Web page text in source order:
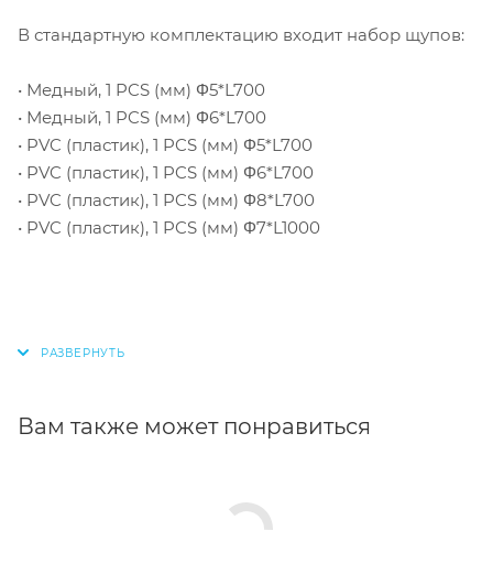
В стандартную комплектацию входит набор щупов:
• Медный, 1 PCS (мм) Φ5*L700
• Медный, 1 PCS (мм) Φ6*L700
• PVC (пластик), 1 PCS (мм) Φ5*L700
• PVC (пластик), 1 PCS (мм) Φ6*L700
• PVC (пластик), 1 PCS (мм) Φ8*L700
• PVC (пластик), 1 PCS (мм) Φ7*L1000
Вам также может понравиться